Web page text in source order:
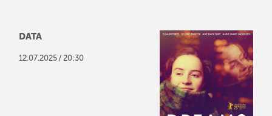
DATA
12.07.2025 / 20:30